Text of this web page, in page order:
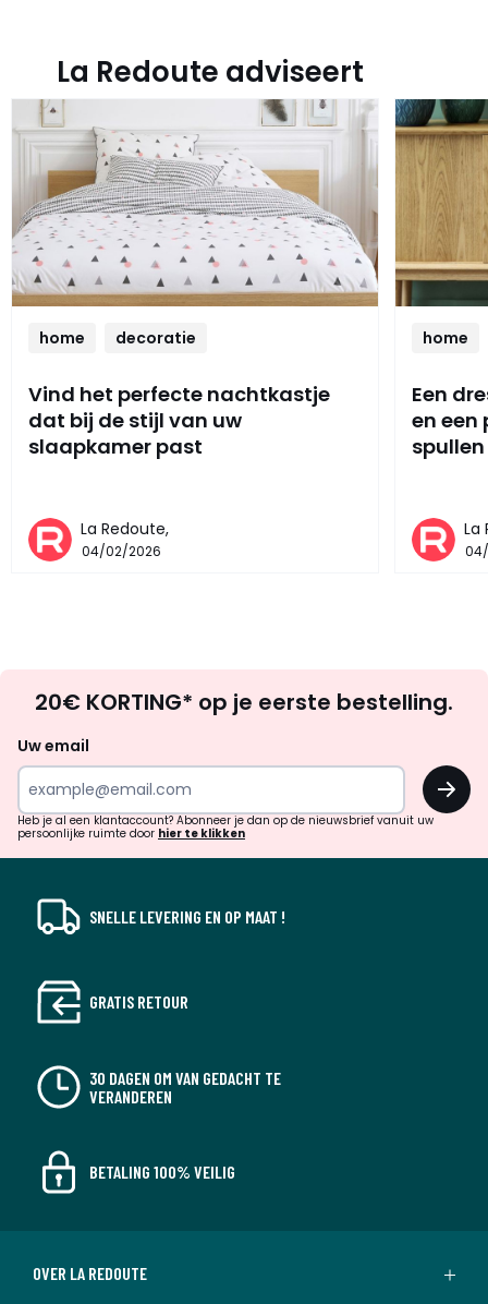
La Redoute adviseert
home decoratie
Vind het perfecte nachtkastje
dat bij de stijl van uw
slaapkamer past
La Redoute,
04/02/2026
home
Een
en een
spullen
La
zoek
inspiratie
verrassingen?
20€ KORTING* op je eerste bestelling.
Uw email
OK
Heb je al een klantaccount? Abonneer je dan op de nieuwsbrief vanuit uw
persoonlijke ruimte door hier te klikken
SNELLE LEVERING EN OP MAAT !
GRATIS RETOUR
30 DAGEN OM VAN GEDACHT TE
VERANDEREN
BETALING 100% VEILIG
OVER LA REDOUTE